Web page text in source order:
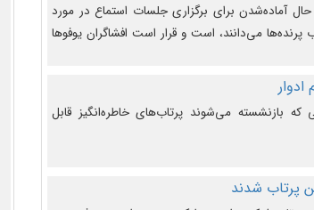
آماده‌شدن برای برگزاری جلسات استماع در مورد
می‌دانند، است و قرار است افشاگران یوفوها
بازنشسته می‌شوند پرتاب‌های خاطره‌انگیز قابل